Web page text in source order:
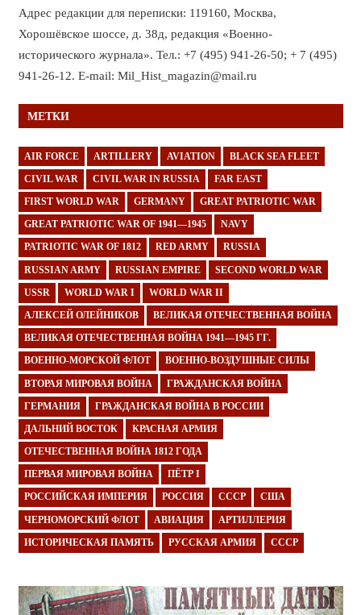
Адрес редакции для переписки: 119160, Москва,
Хорошёвское шоссе, д. 38д, редакция «Военно-
исторического журнала». Тел.: +7 (495) 941-26-50; + 7 (495)
941-26-12. E-mail: Mil_Hist_magazin@mail.ru
МЕТКИ
AIR FORCE ARTILLERY AVIATION BLACK SEA FLEET
CIVIL WAR CIVIL WAR IN RUSSIA FAR EAST
FIRST WORLD WAR GERMANY GREAT PATRIOTIC WAR
GREAT PATRIOTIC WAR OF 1941—1945 NAVY
PATRIOTIC WAR OF 1812 RED ARMY RUSSIA
RUSSIAN ARMY RUSSIAN EMPIRE SECOND WORLD WAR
USSR WORLD WAR I WORLD WAR II
АЛЕКСЕЙ ОЛЕЙНИКОВ ВЕЛИКАЯ ОТЕЧЕСТВЕННАЯ ВОЙНА
ВЕЛИКАЯ ОТЕЧЕСТВЕННАЯ ВОЙНА 1941—1945 ГГ.
ВОЕННО-МОРСКОЙ ФЛОТ ВОЕННО-ВОЗДУШНЫЕ СИЛЫ
ВТОРАЯ МИРОВАЯ ВОЙНА ГРАЖДАНСКАЯ ВОЙНА
ГЕРМАНИЯ ГРАЖДАНСКАЯ ВОЙНА В РОССИИ
ДАЛЬНИЙ ВОСТОК КРАСНАЯ АРМИЯ
ОТЕЧЕСТВЕННАЯ ВОЙНА 1812 ГОДА
ПЕРВАЯ МИРОВАЯ ВОЙНА ПЁТР I
РОССИЙСКАЯ ИМПЕРИЯ РОССИЯ СССР США
ЧЕРНОМОРСКИЙ ФЛОТ АВИАЦИЯ АРТИЛЛЕРИЯ
ИСТОРИЧЕСКАЯ ПАМЯТЬ РУССКАЯ АРМИЯ СССР